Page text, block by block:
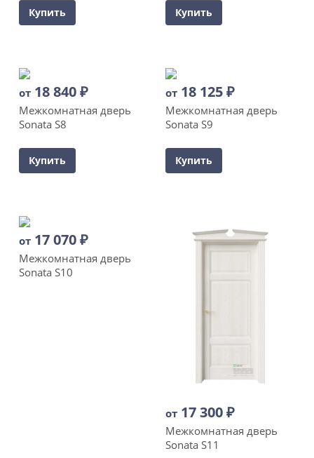
Купить Купить
от 18 840₽
Межкомнатная дверь
Sonata S8
Купить
от 18 125₽
Межкомнатная дверь
Sonata S9
Купить
от 17 070₽
Межкомнатная дверь
Sonata S10
от 17 300₽
Межкомнатная дверь
Sonata S11